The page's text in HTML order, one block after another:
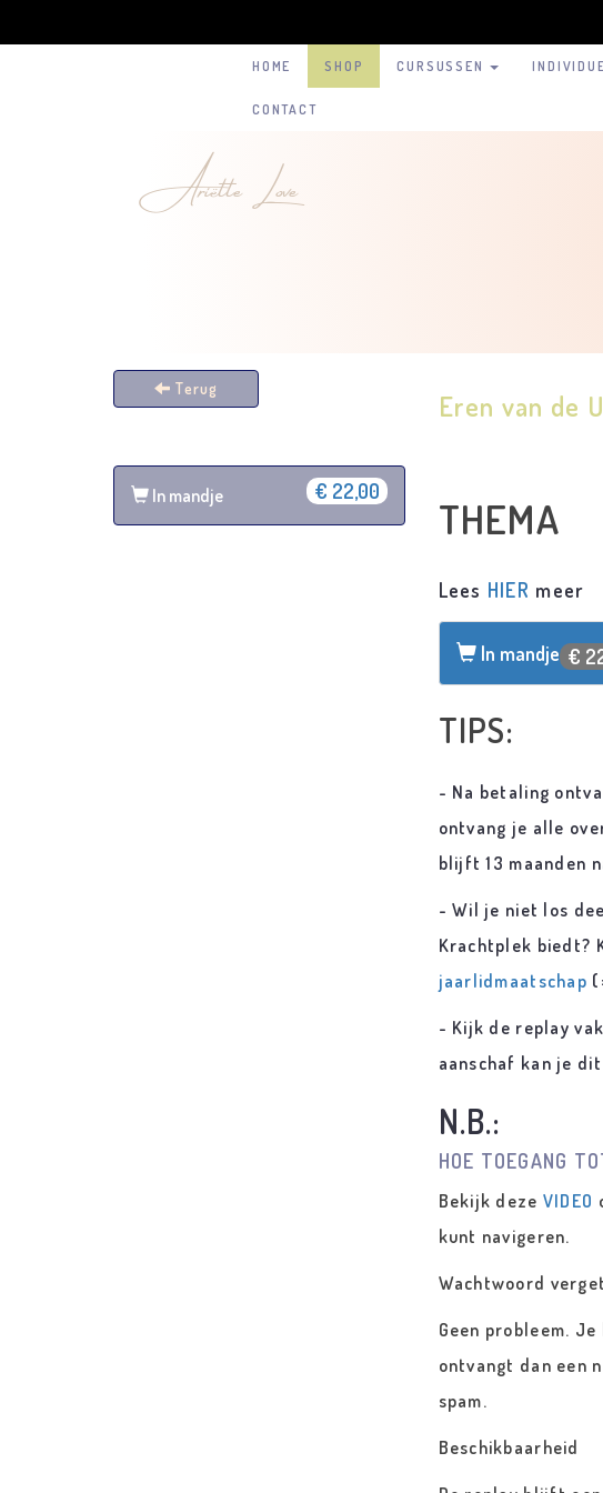
HOME SHOP CURSUSSEN
CONTACT
Ariëtte Love
Terug
In mandje € 22,00
Eren van de
THEMA
Lees HIER meer
In mandje €
TIPS:
- Na betaling
ontvang je alle
blijft 13 maanden
- Wil je niet los
Krachtplek biedt?
jaarlidmaatschap
- Kijk de replay
aanschaf kan je
N.B.:
HOE TOEGANG
Bekijk deze VIDEO
kunt navigeren.
Wachtwoord
Geen probleem.
ontvangt dan een
spam.
Beschikbaarheid